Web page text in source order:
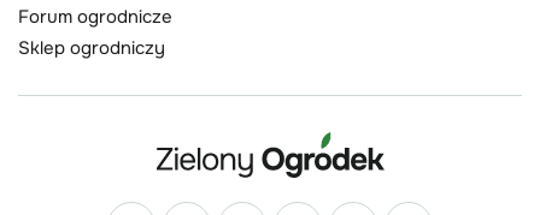
Forum ogrodnicze
Sklep ogrodniczy